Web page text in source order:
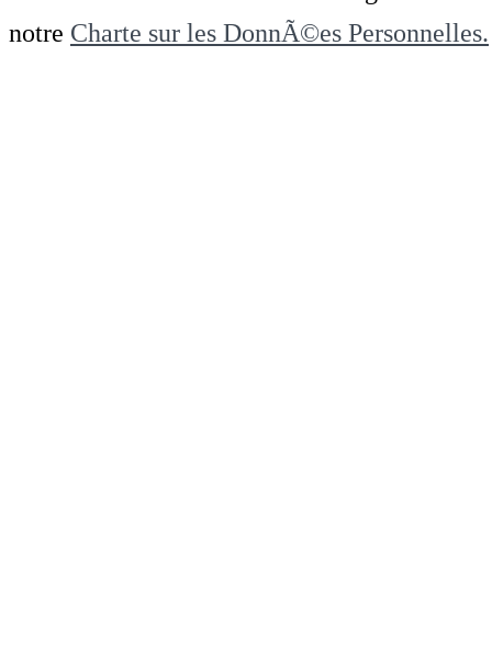
notre Charte sur les DonnÃ©es Personnelles.